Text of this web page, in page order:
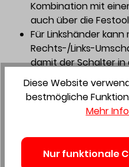
Kombination mit
auch über die
Für Linkshänder
Rechts-/Links-
damit der Schalter
Rechtslauf – nicht
Griffbereich des
Kombination mit
Bohr- und
Diese Website
bestmögliche
Mehr
Nur funktionale